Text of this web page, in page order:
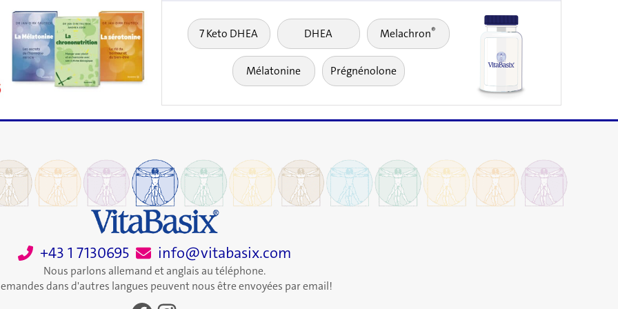
7 Keto DHEA DHEA Melachron®
Mélatonine Prégnénolone
+43 1 7130695 info@vitabasix.com
Nous parlons allemand et anglais au téléphone.
dans d'autres langues peuvent nous être envoyées par email!